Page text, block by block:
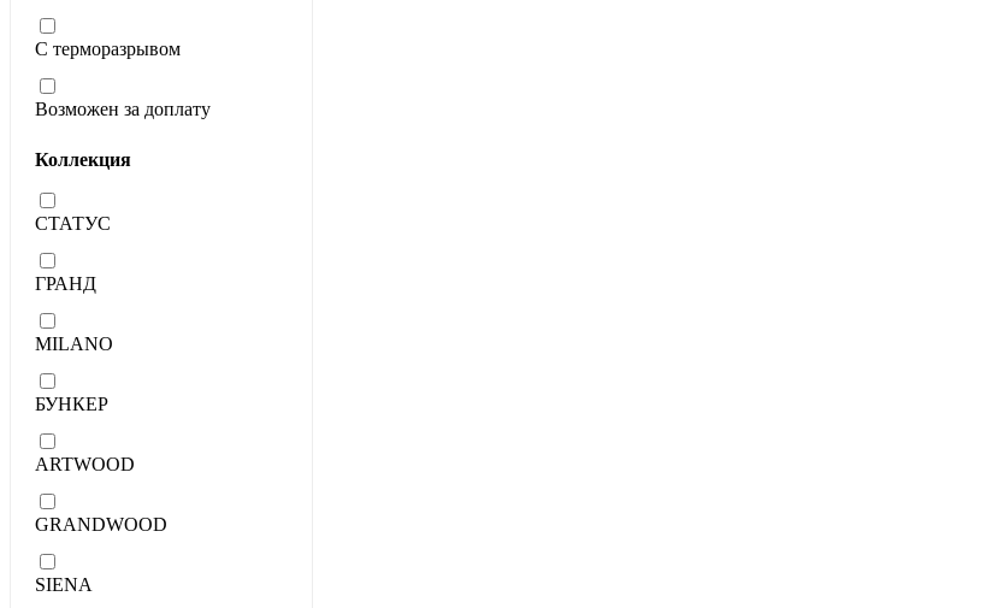
С терморазрывом
Возможен за доплату
Коллекция
СТАТУС
ГРАНД
MILANO
БУНКЕР
ARTWOOD
GRANDWOOD
SIENA